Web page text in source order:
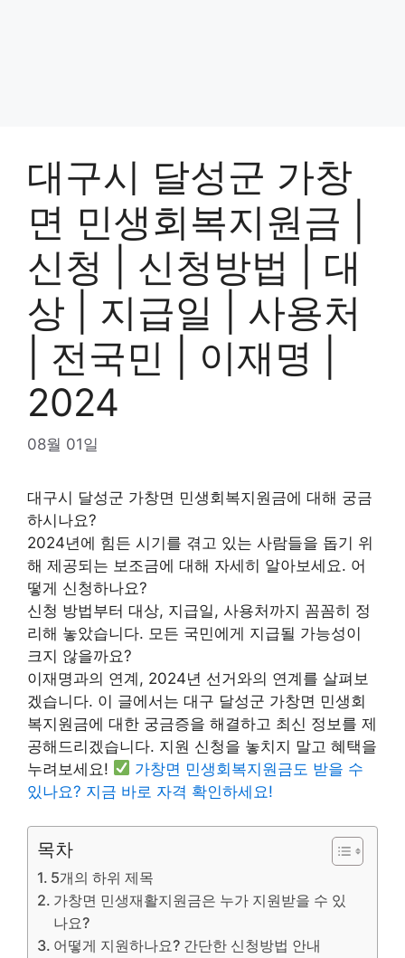
대구시 달성군 가창
면 민생회복지원금 |
신청 | 신청방법 | 대
상 | 지급일 | 사용처
| 전국민 | 이재명 |
2024
08월 01일
대구시 달성군 가창면 민생회복지원금에 대해 궁금
하시나요?
2024년에 힘든 시기를 겪고 있는 사람들을 돕기 위
해 제공되는 보조금에 대해 자세히 알아보세요. 어
떻게 신청하나요?
신청 방법부터 대상, 지급일, 사용처까지 꼼꼼히 정
리해 놓았습니다. 모든 국민에게 지급될 가능성이
크지 않을까요?
이재명과의 연계, 2024년 선거와의 연계를 살펴보
겠습니다. 이 글에서는 대구 달성군 가창면 민생회
복지원금에 대한 궁금증을 해결하고 최신 정보를 제
공해드리겠습니다. 지원 신청을 놓치지 말고 혜택을
누려보세요!
가창면 민생회복지원금도 받을 수
있나요? 지금 바로 자격 확인하세요!
목차
5개의 하위 제목
가창면 민생재활지원금은 누가 지원받을 수 있
나요?
어떻게 지원하나요? 간단한 신청방법 안내